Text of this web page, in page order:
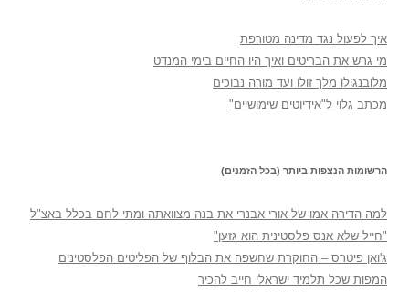
איך לפעול נגד מדינה מטורפת
מי גרש את הבריטים ואיך היו החיים בימי המנדט
מלובנגולו מלך זולו ועד מורה נבוכים
מכתב גלוי ל"אידיוטים שימושיים"
הרשומות הנצפות ביותר (בכל הזמנים)
למה הדירה אמו של אורי אבנרי את בנה מצוואתה ומתי לחם בכלל באצ"ל
"חייל שלא אנס פלסטינית הוא גזען"
ג'ואן פיטרס – החוקרת שחשפה את הבלוף של הפליטים הפלסטינים
המפות שכל תלמיד ישראלי חייב להכיר